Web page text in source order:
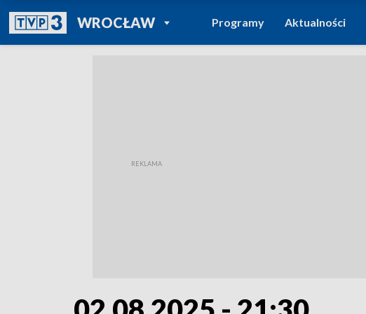
WROCŁAWPOWRÓT DO
TVP REGIONY
Programy Aktualności